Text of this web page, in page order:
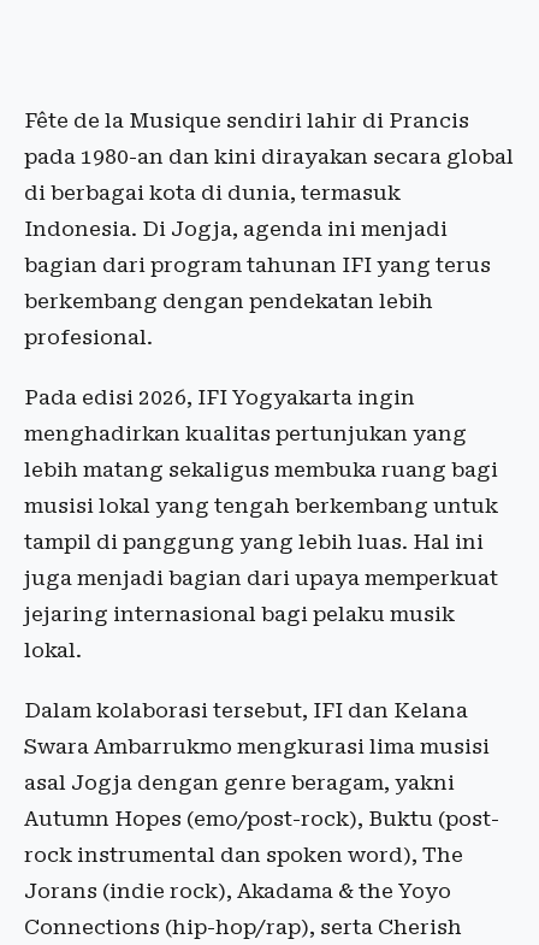
Fête de la Musique sendiri lahir di Prancis
pada 1980-an dan kini dirayakan secara global
di berbagai kota di dunia, termasuk
Indonesia. Di Jogja, agenda ini menjadi
bagian dari program tahunan IFI yang terus
berkembang dengan pendekatan lebih
profesional.
Pada edisi 2026, IFI Yogyakarta ingin
menghadirkan kualitas pertunjukan yang
lebih matang sekaligus membuka ruang bagi
musisi lokal yang tengah berkembang untuk
tampil di panggung yang lebih luas. Hal ini
juga menjadi bagian dari upaya memperkuat
jejaring internasional bagi pelaku musik
lokal.
Dalam kolaborasi tersebut, IFI dan Kelana
Swara Ambarrukmo mengkurasi lima musisi
asal Jogja dengan genre beragam, yakni
Autumn Hopes (emo/post-rock), Buktu (post-
rock instrumental dan spoken word), The
Jorans (indie rock), Akadama & the Yoyo
Connections (hip-hop/rap), serta Cherish